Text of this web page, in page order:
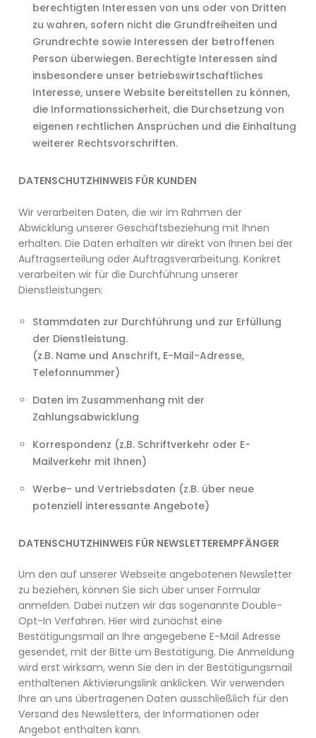
berechtigten Interessen von uns oder von Dritten
zu wahren, sofern nicht die Grundfreiheiten und
Grundrechte sowie Interessen der betroffenen
Person überwiegen. Berechtigte Interessen sind
insbesondere unser betriebswirtschaftliches
Interesse, unsere Website bereitstellen zu können,
die Informationssicherheit, die Durchsetzung von
eigenen rechtlichen Ansprüchen und die Einhaltung
weiterer Rechtsvorschriften.
DATENSCHUTZHINWEIS FÜR KUNDEN
Wir verarbeiten Daten, die wir im Rahmen der
Abwicklung unserer Geschäftsbeziehung mit Ihnen
erhalten. Die Daten erhalten wir direkt von Ihnen bei der
Auftragserteilung oder Auftragsverarbeitung. Konkret
verarbeiten wir für die Durchführung unserer
Dienstleistungen:
Stammdaten zur Durchführung und zur Erfüllung
der Dienstleistung.
(z.B. Name und Anschrift, E-Mail-Adresse,
Telefonnummer)
Daten im Zusammenhang mit der
Zahlungsabwicklung
Korrespondenz (z.B. Schriftverkehr oder E-
Mailverkehr mit Ihnen)
Werbe- und Vertriebsdaten (z.B. über neue
potenziell interessante Angebote)
DATENSCHUTZHINWEIS FÜR NEWSLETTEREMPFÄNGER
Um den auf unserer Webseite angebotenen Newsletter
zu beziehen, können Sie sich über unser Formular
anmelden. Dabei nutzen wir das sogenannte Double-
Opt-In Verfahren. Hier wird zunächst eine
Bestätigungsmail an Ihre angegebene E-Mail Adresse
gesendet, mit der Bitte um Bestätigung. Die Anmeldung
wird erst wirksam, wenn Sie den in der Bestätigungsmail
enthaltenen Aktivierungslink anklicken. Wir verwenden
Ihre an uns übertragenen Daten ausschließlich für den
Versand des Newsletters, der Informationen oder
Angebot enthalten kann.